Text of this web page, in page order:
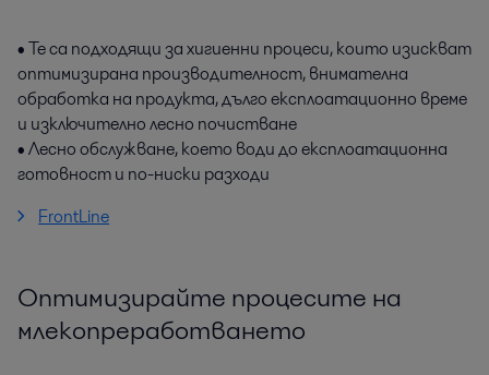
• Те са подходящи за хигиенни процеси, които изискват
оптимизирана производителност, внимателна
обработка на продукта, дълго експлоатационно време
и изключително лесно почистване
• Лесно обслужване, което води до експлоатационна
готовност и по-ниски разходи
FrontLine
Оптимизирайте процесите на
млекопреработването